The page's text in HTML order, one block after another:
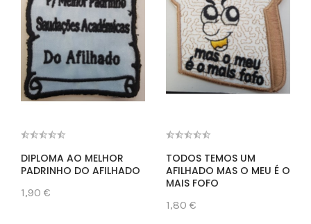
DIPLOMA AO MELHOR
PADRINHO DO AFILHADO
1,90 €
TODOS TEMOS UM
AFILHADO MAS O MEU É O
MAIS FOFO
1,80 €